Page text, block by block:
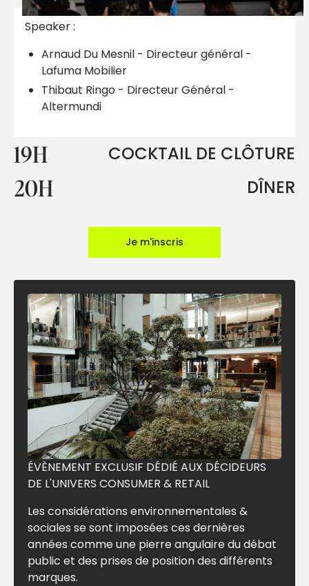
Speaker :
Arnaud Du Mesnil - Directeur général -
Lafuma Mobilier
Thibaut Ringo - Directeur Général -
Altermundi
19H COCKTAIL DE CLÔTURE
20H DÎNER
Je m'inscris
ÉVÈNEMENT EXCLUSIF DÉDIÉ AUX DÉCIDEURS
DE L'UNIVERS CONSUMER & RETAIL
Les considérations environnementales &
sociales se sont imposées ces dernières
années comme une pierre angulaire du débat
public et des prises de position des différents
marques.